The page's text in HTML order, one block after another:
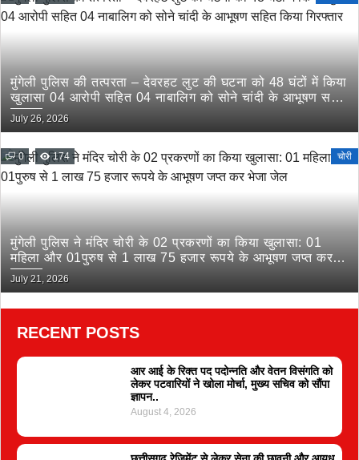
मुंगेली पुलिस की तत्परता – देवरहट लुट की घटना को 48 घंटों में किया
खुलासा 04 आरोपी सहित 04 नाबालिग को सोने चांदी के आभूषण सहित
किया गिरफ्तार
July 26, 2026
0 174 चोरी
मुंगेली पुलिस ने मंदिर चोरी के 02 प्रकरणों का किया खुलासा: 01
महिला और 01पुरुष से 1 लाख 75 हजार रूपये के आभूषण जप्त कर
भेजा जेल
July 21, 2026
RECENT POSTS
आर आई के रिक्त पद पदोन्नति और वेतन विसंगति को
लेकर पटवारियों ने खोला मोर्चा, मुख्य सचिव को सौंपा
ज्ञापन..
August 4, 2026